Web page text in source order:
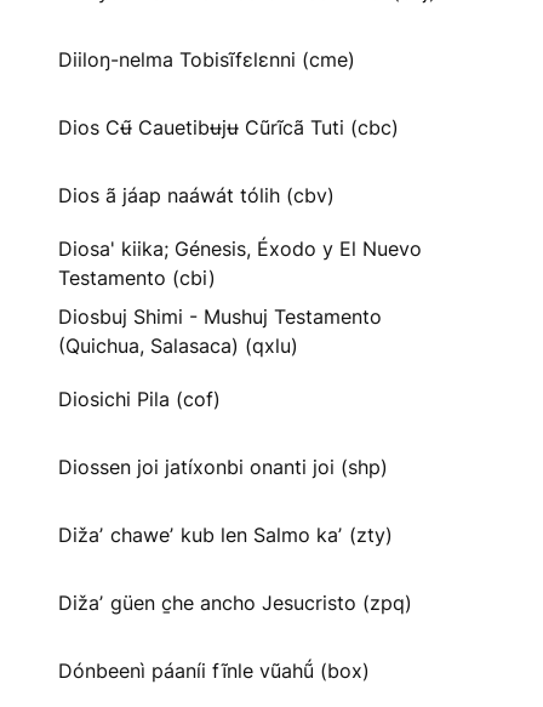
Diiloŋ-nelma Tobisĩfɛlɛnni (cme)
Dios Cʉ̃ Cauetibʉjʉ Cũrĩcã Tuti (cbc)
Dios ã jáap naáwát tólih (cbv)
Diosa' kiika; Génesis, Éxodo y El Nuevo
Testamento (cbi)
Diosbuj Shimi - Mushuj Testamento
(Quichua, Salasaca) (qxlu)
Diosichi Pila (cof)
Diossen joi jatíxonbi onanti joi (shp)
Dižaʼ chaweʼ kub len Salmo kaʼ (zty)
Dižaʼ güen c̱he ancho Jesucristo (zpq)
Dónbeenì páaníi fĩnle vũahṹ (box)